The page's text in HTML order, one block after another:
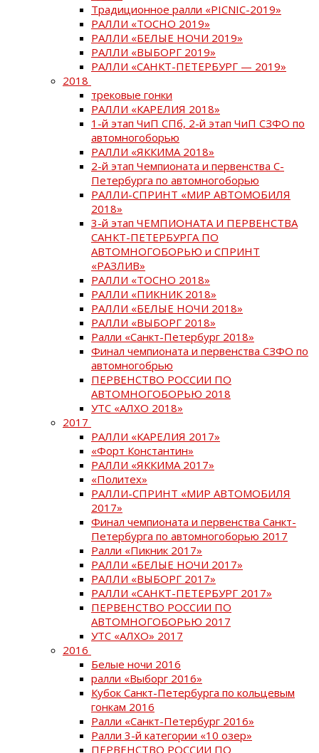
Традиционное ралли «PICNIC-2019»
РАЛЛИ «ТОСНО 2019»
РАЛЛИ «БЕЛЫЕ НОЧИ 2019»
РАЛЛИ «ВЫБОРГ 2019»
РАЛЛИ «САНКТ-ПЕТЕРБУРГ — 2019»
2018
трековые гонки
РАЛЛИ «КАРЕЛИЯ 2018»
1-й этап ЧиП СПб, 2-й этап ЧиП СЗФО по
автомногоборью
РАЛЛИ «ЯККИМА 2018»
2-й этап Чемпионата и первенства С-
Петербурга по автомногоборью
РАЛЛИ-СПРИНТ «МИР АВТОМОБИЛЯ
2018»
3-й этап ЧЕМПИОНАТА И ПЕРВЕНСТВА
САНКТ-ПЕТЕРБУРГА ПО
АВТОМНОГОБОРЬЮ и СПРИНТ
«РАЗЛИВ»
РАЛЛИ «ТОСНО 2018»
РАЛЛИ «ПИКНИК 2018»
РАЛЛИ «БЕЛЫЕ НОЧИ 2018»
РАЛЛИ «ВЫБОРГ 2018»
Ралли «Санкт-Петербург 2018»
Финал чемпионата и первенства СЗФО по
автомногобрью
ПЕРВЕНСТВО РОССИИ ПО
АВТОМНОГОБОРЬЮ 2018
УТС «АЛХО 2018»
2017
РАЛЛИ «КАРЕЛИЯ 2017»
«Форт Константин»
РАЛЛИ «ЯККИМА 2017»
«Политех»
РАЛЛИ-СПРИНТ «МИР АВТОМОБИЛЯ
2017»
Финал чемпионата и первенства Санкт-
Петербурга по автомногоборью 2017
Ралли «Пикник 2017»
РАЛЛИ «БЕЛЫЕ НОЧИ 2017»
РАЛЛИ «ВЫБОРГ 2017»
РАЛЛИ «САНКТ-ПЕТЕРБУРГ 2017»
ПЕРВЕНСТВО РОССИИ ПО
АВТОМНОГОБОРЬЮ 2017
УТС «АЛХО» 2017
2016
Белые ночи 2016
ралли «Выборг 2016»
Кубок Санкт-Петербурга по кольцевым
гонкам 2016
Ралли «Санкт-Петербург 2016»
Ралли 3-й категории «10 озер»
ПЕРВЕНСТВО РОССИИ ПО